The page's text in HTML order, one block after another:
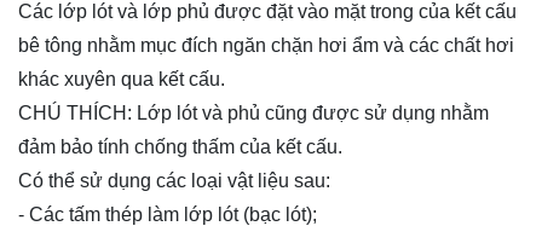
Các lớp lót và lớp phủ được đặt vào mặt trong của kết cấu
bê tông nhằm mục đích ngăn chặn hơi ẩm và các chất hơi
khác xuyên qua kết cấu.
CHÚ THÍCH: Lớp lót và phủ cũng được sử dụng nhằm
đảm bảo tính chống thấm của kết cấu.
Có thể sử dụng các loại vật liệu sau:
- Các tấm thép làm lớp lót (bạc lót);